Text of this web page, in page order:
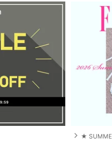
navigate_next ★